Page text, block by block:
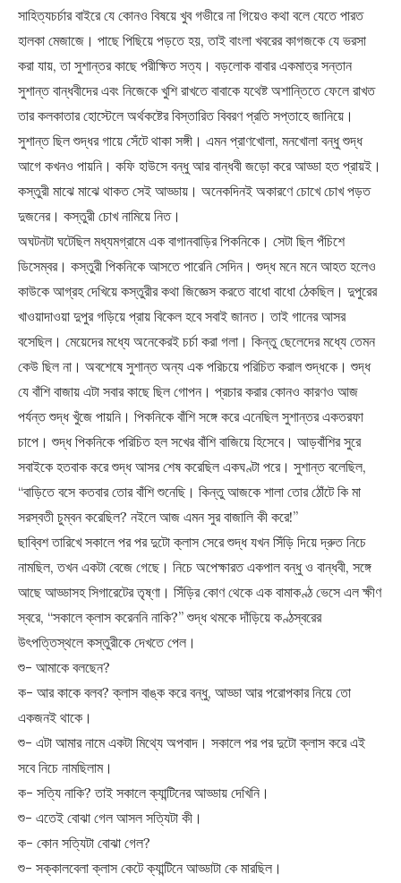
সাহিত্যচর্চার বাইরে যে কোনও বিষয়ে খুব গভীরে না গিয়েও কথা বলে যেতে পারত
হালকা মেজাজে। পাছে পিছিয়ে পড়তে হয়, তাই বাংলা খবরের কাগজকে যে ভরসা
করা যায়, তা সুশান্তর কাছে পরীক্ষিত সত্য। বড়লোক বাবার একমাত্র সন্তান
সুশান্ত বান্ধবীদের এবং নিজেকে খুশি রাখতে বাবাকে যথেষ্ট অশান্তিতে ফেলে রাখত
তার কলকাতার হোস্টেলে অর্থকষ্টের বিস্তারিত বিবরণ প্রতি সপ্তাহে জানিয়ে।
সুশান্ত ছিল শুদ্ধর গায়ে সেঁটে থাকা সঙ্গী। এমন প্রাণখোলা, মনখোলা বন্ধু শুদ্ধ
আগে কখনও পায়নি। কফি হাউসে বন্ধু আর বান্ধবী জড়ো করে আড্ডা হত প্রায়ই।
কস্তুরী মাঝে মাঝে থাকত সেই আড্ডায়। অনেকদিনই অকারণে চোখে চোখ পড়ত
দুজনের। কস্তুরী চোখ নামিয়ে নিত।
অঘটনটা ঘটেছিল মধ্যমগ্রামে এক বাগানবাড়ির পিকনিকে। সেটা ছিল পঁচিশে
ডিসেম্বর। কস্তুরী পিকনিকে আসতে পারেনি সেদিন। শুদ্ধ মনে মনে আহত হলেও
কাউকে আগ্রহ দেখিয়ে কস্তুরীর কথা জিজ্ঞেস করতে বাধো বাধো ঠেকছিল। দুপুরের
খাওয়াদাওয়া দুপুর গড়িয়ে প্রায় বিকেল হবে সবাই জানত। তাই গানের আসর
বসেছিল। মেয়েদের মধ্যে অনেকেরই চর্চা করা গলা। কিন্তু ছেলেদের মধ্যে তেমন
কেউ ছিল না। অবশেষে সুশান্ত অন্য এক পরিচয়ে পরিচিত করাল শুদ্ধকে। শুদ্ধ
যে বাঁশি বাজায় এটা সবার কাছে ছিল গোপন। প্রচার করার কোনও কারণও আজ
পর্যন্ত শুদ্ধ খুঁজে পায়নি। পিকনিকে বাঁশি সঙ্গে করে এনেছিল সুশান্তর একতরফা
চাপে। শুদ্ধ পিকনিকে পরিচিত হল সখের বাঁশি বাজিয়ে হিসেবে। আড়বাঁশির সুরে
সবাইকে হতবাক করে শুদ্ধ আসর শেষ করেছিল একঘণ্টা পরে। সুশান্ত বলেছিল,
“বাড়িতে বসে কতবার তোর বাঁশি শুনেছি। কিন্তু আজকে শালা তোর ঠোঁটে কি মা
সরস্বতী চুম্বন করেছিল? নইলে আজ এমন সুর বাজালি কী করে!”
ছাব্বিশ তারিখে সকালে পর পর দুটো ক্লাস সেরে শুদ্ধ যখন সিঁড়ি দিয়ে দ্রুত নিচে
নামছিল, তখন একটা বেজে গেছে। নিচে অপেক্ষারত একপাল বন্ধু ও বান্ধবী, সঙ্গে
আছে আড্ডাসহ সিগারেটের তৃষ্ণা। সিঁড়ির কোণ থেকে এক বামাকণ্ঠ ভেসে এল ক্ষীণ
স্বরে, “সকালে ক্লাস করেননি নাকি?” শুদ্ধ থমকে দাঁড়িয়ে কণ্ঠস্বরের
উৎপত্তিস্থলে কস্তুরীকে দেখতে পেল।
শু- আমাকে বলছেন?
ক- আর কাকে বলব? ক্লাস বাঙ্ক করে বন্ধু, আড্ডা আর পরোপকার নিয়ে তো
একজনই থাকে।
শু- এটা আমার নামে একটা মিথ্যে অপবাদ। সকালে পর পর দুটো ক্লাস করে এই
সবে নিচে নামছিলাম।
ক- সত্যি নাকি? তাই সকালে ক্যান্টিনের আড্ডায় দেখিনি।
শু- এতেই বোঝা গেল আসল সত্যিটা কী।
ক- কোন সত্যিটা বোঝা গেল?
শু- সক্কালবেলা ক্লাস কেটে ক্যান্টিনে আড্ডাটা কে মারছিল।